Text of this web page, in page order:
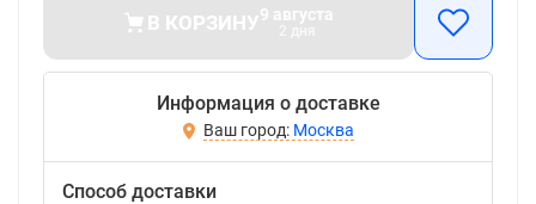
В КОРЗИНУ9 августа
Информация о доставке
Москва
Способ доставки